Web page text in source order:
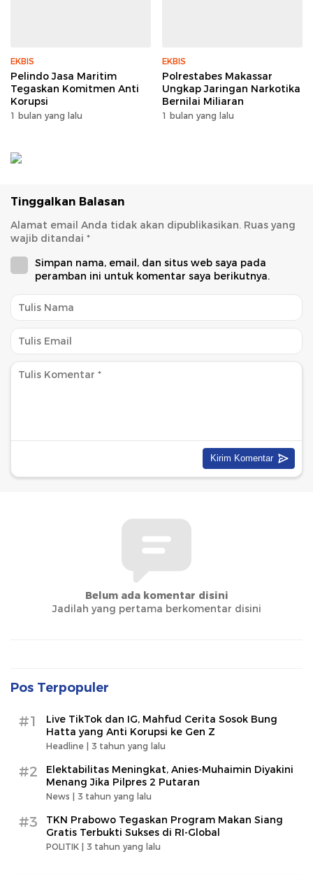
EKBIS
Pelindo Jasa Maritim
Tegaskan Komitmen Anti
Korupsi
1 bulan yang lalu
EKBIS
Polrestabes Makassar
Ungkap Jaringan Narkotika
Bernilai Miliaran
1 bulan yang lalu
Tinggalkan Balasan
Alamat email Anda tidak akan dipublikasikan. Ruas yang
wajib ditandai *
Simpan nama, email, dan situs web saya pada
peramban ini untuk komentar saya berikutnya.
Belum ada komentar disini
Jadilah yang pertama berkomentar disini
Pos Terpopuler
#1
Live TikTok dan IG, Mahfud Cerita Sosok Bung
Hatta yang Anti Korupsi ke Gen Z
Headline | 3 tahun yang lalu
#2
Elektabilitas Meningkat, Anies-Muhaimin Diyakini
Menang Jika Pilpres 2 Putaran
News | 3 tahun yang lalu
#3
TKN Prabowo Tegaskan Program Makan Siang
Gratis Terbukti Sukses di RI-Global
POLITIK | 3 tahun yang lalu